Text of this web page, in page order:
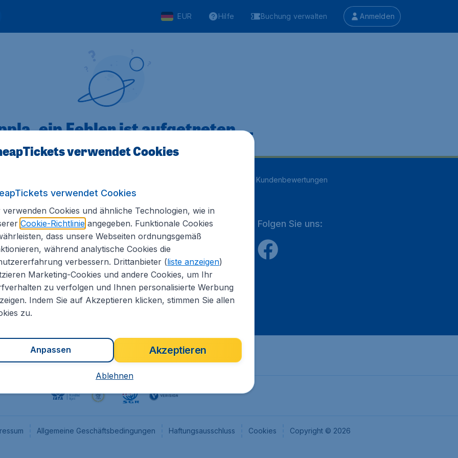
EUR Hilfe Buchung verwalten Anmelden
ein Fehler ist aufgetreten ...
Kundenbewertungen
Informationen
Internationale Webseiten
CheapTickets.nl
CheapTickets.be
CheapTickets.ch
CheapTickets.sg
Flugladen.at
Folgen Sie uns:
Allgemeine Geschäftsbedingungen Haftungsausschluss Cookies Copyright © 2026
verwendet Cookies
verwendet Cookies
verwenden Cookies und ähnliche Technologien, wie in
Cookie-Richtlinieangegeben. Funktionale Cookies
dass unsere Webseiten ordnungsgemäß
während analytische Cookies die
verbessern. Drittanbieter (liste anzeigen)
Marketing-Cookies und andere Cookies, um Ihr
zu verfolgen und Ihnen personalisierte Werbung
Indem Sie auf Akzeptieren klicken, stimmen Sie allen
zu.
Akzeptieren
Anpassen
Ablehnen